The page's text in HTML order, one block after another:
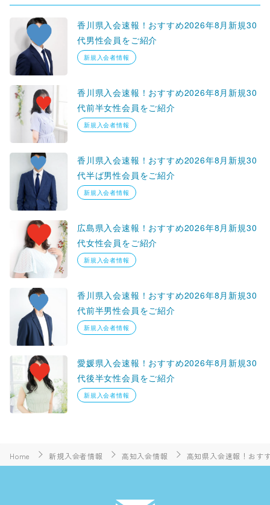
香川県入会速報！おすすめ2026年8月新規30
代男性会員をご紹介
新規入会者情報
香川県入会速報！おすすめ2026年8月新規30
代前半女性会員をご紹介
新規入会者情報
香川県入会速報！おすすめ2026年8月新規30
代半ば男性会員をご紹介
新規入会者情報
広島県入会速報！おすすめ2026年8月新規30
代女性会員をご紹介
新規入会者情報
香川県入会速報！おすすめ2026年8月新規30
代前半男性会員をご紹介
新規入会者情報
愛媛県入会速報！おすすめ2026年8月新規30
代後半女性会員をご紹介
新規入会者情報
Home 新規入会者情報 高知入会情報 高知県入会速報！おす